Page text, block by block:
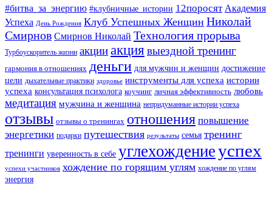
#битва_за_энергию #клубничные_истории 12поросят Академия
Успеха День Рождения Клуб Успешных Женщин Николай
Смирнов Смирнов Николай Технология прорыва
Турбоускоритель жизни акцииакция выездной тренинг
гармония в отношениях деньги для мужчин и женщин достижение
цели дыхательные практики здоровье инструменты для успеха истории
успеха консультация психолога коучинг личная эффективность любовь
медитация мужчина и женщина непридуманные истории успеха
отзывы отзывы о тренингах отношения повышение
энергетики подарки путешествия результаты семья тренинг
тренинги уверенность в себе углехождениеуспех
успехи участников хождение по горящим углям хождение по углям
энергия